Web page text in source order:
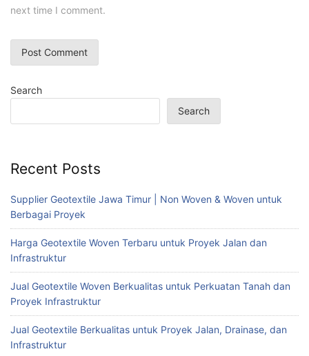
next time I comment.
Search
Search
Recent Posts
Supplier Geotextile Jawa Timur | Non Woven & Woven untuk
Berbagai Proyek
Harga Geotextile Woven Terbaru untuk Proyek Jalan dan
Infrastruktur
Jual Geotextile Woven Berkualitas untuk Perkuatan Tanah dan
Proyek Infrastruktur
Jual Geotextile Berkualitas untuk Proyek Jalan, Drainase, dan
Infrastruktur